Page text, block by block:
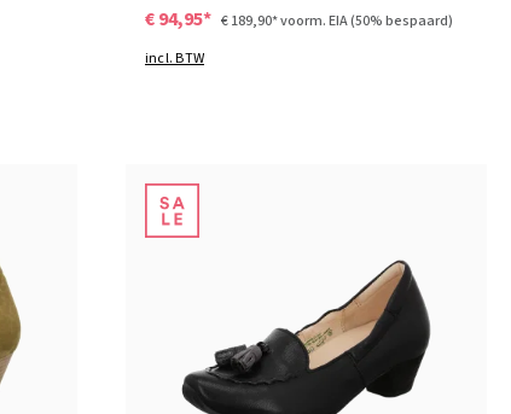
€ 94,95* € 189,90*voorm. EIA(50% bespaard)
incl. BTW